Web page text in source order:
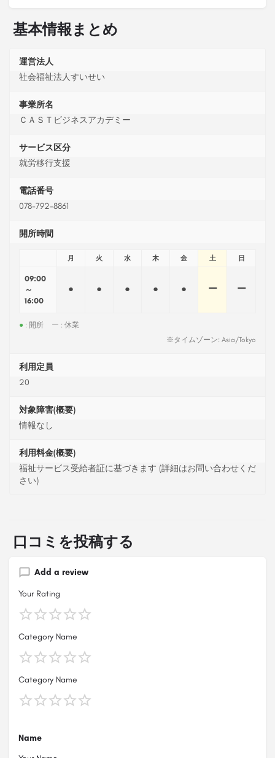
基本情報まとめ
運営法人
社会福祉法人すいせい
事業所名
ＣＡＳＴビジネスアカデミー
サービス区分
就労移行支援
電話番号
078-792-8861
開所時間
月 火 水 木 金 土 日
09:00
～
16:00
● ● ● ● ● ー ー
● : 開所 ー : 休業
※タイムゾーン: Asia/Tokyo
利用定員
20
対象障害(概要)
情報なし
利用料金(概要)
福祉サービス受給者証に基づきます (詳細はお問い合わせくだ
さい)
口コミを投稿する
Add a review
Your Rating
Category Name
Category Name
Name